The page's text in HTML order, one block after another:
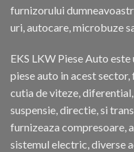
furnizorului
uri, autocare, microbuze
EKS LKW Piese Auto
piese auto in acest
cutia de viteze,
suspensie, directie, si
furnizeaza compresoare,
sistemul electric, diverse